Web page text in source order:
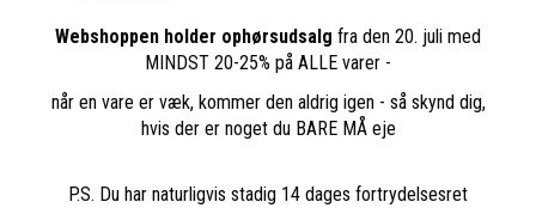
Webshoppen holder ophørsudsalg fra den 20. juli med
MINDST 20-25% på ALLE varer -
når en vare er væk, kommer den aldrig igen - så skynd dig,
hvis der er noget du BARE MÅ eje
P.S. Du har naturligvis stadig 14 dages fortrydelsesret